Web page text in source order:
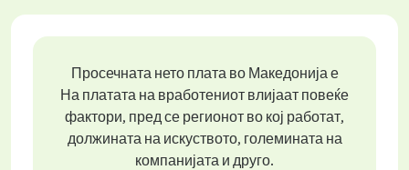
Просечната нето плата во Македонија е
На платата на вработениот влијаат повеќе
фактори, пред се регионот во кој работат,
должината на искуството, големината на
компанијата и друго.